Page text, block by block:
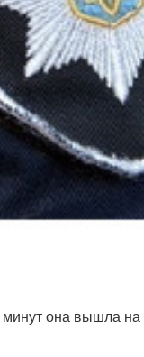
она вышла